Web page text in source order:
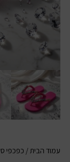
עמוד הבית/ כפכפי